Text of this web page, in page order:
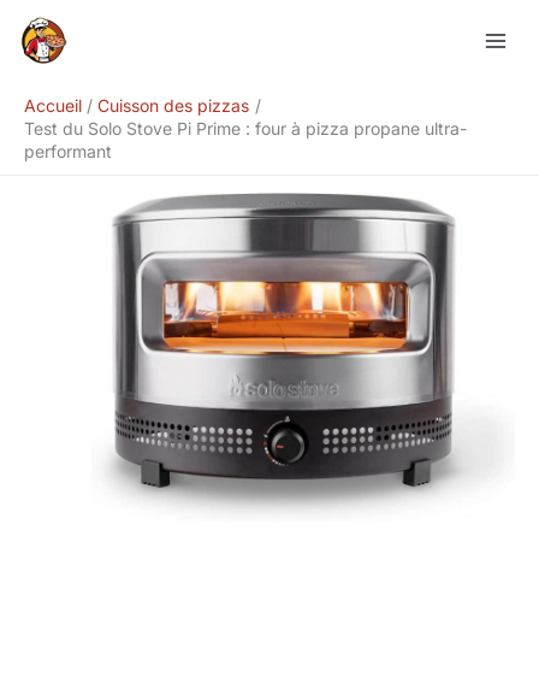
Accueil
Cuisson des pizzas
Test du Solo Stove Pi Prime : four à pizza propane ultra-
performant
Rechercher